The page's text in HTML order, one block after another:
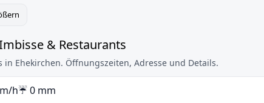
& Restaurants
in Ehekirchen. Öffnungszeiten, Adresse und Details.
h☔ 0 mm